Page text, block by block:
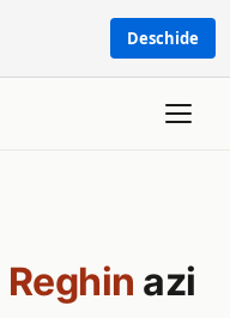
Deschide
Reghin azi